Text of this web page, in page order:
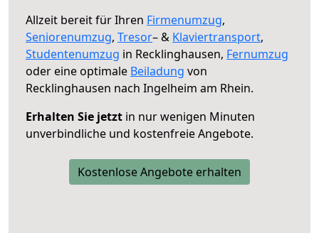
Allzeit bereit für Ihren Firmenumzug,
Seniorenumzug, Tresor– & Klaviertransport,
Studentenumzug in Recklinghausen, Fernumzug
oder eine optimale Beiladung von
Recklinghausen nach Ingelheim am Rhein.
Erhalten Sie jetzt in nur wenigen Minuten
unverbindliche und kostenfreie Angebote.
Kostenlose Angebote erhalten